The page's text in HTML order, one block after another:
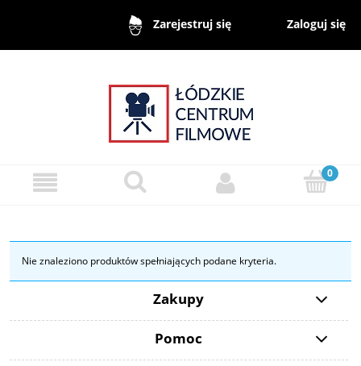
Zarejestruj się Zaloguj się
Nie znaleziono produktów spełniających podane kryteria.
Zakupy
Pomoc